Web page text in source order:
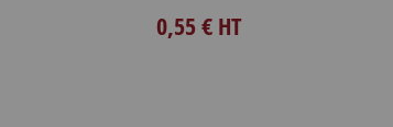
0,55 € HT